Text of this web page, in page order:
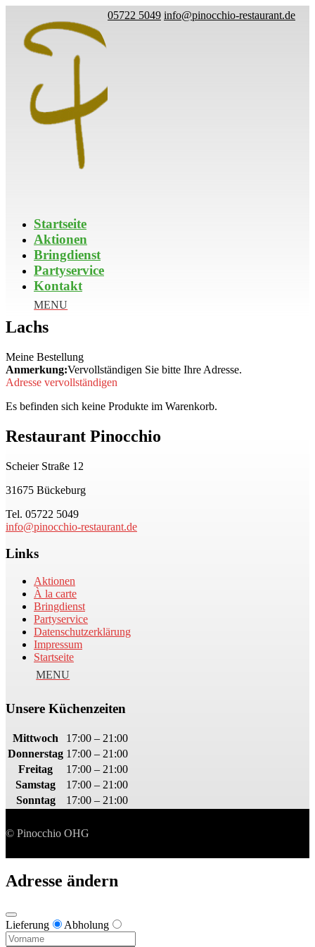
05722 5049 info@pinocchio-restaurant.de
Startseite
Aktionen
Bringdienst
Partyservice
Kontakt
Lachs
Meine Bestellung
Anmerkung:Vervollständigen Sie bitte Ihre Adresse.
Adresse vervollständigen
Es befinden sich keine Produkte im Warenkorb.
Restaurant Pinocchio
Scheier Straße 12
31675 Bückeburg
Tel. 05722 5049
info@pinocchio-restaurant.de
Links
Aktionen
À la carte
Bringdienst
Partyservice
Datenschutzerklärung
Impressum
Startseite
Unsere Küchenzeiten
Mittwoch
17:00 – 21:00
Donnerstag 17:00 – 21:00
Freitag
17:00 – 21:00
Samstag
17:00 – 21:00
Sonntag
17:00 – 21:00
© Pinocchio OHG
Adresse ändern
Lieferung Abholung